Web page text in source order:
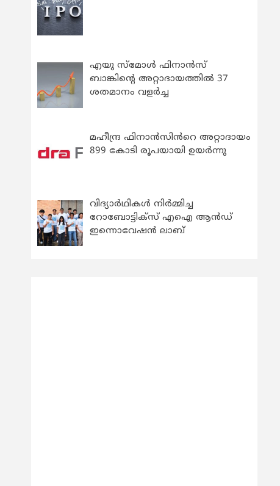
എയു സ്‌മോൾ ഫിനാൻസ്
ബാങ്കിന്റെ അറ്റാദായത്തിൽ 37
ശതമാനം വളർച്ച
മഹീന്ദ്ര ഫിനാൻസിൻറെ അറ്റാദായം
899 കോടി രൂപയായി ഉയർന്നു
വിദ്യാര്‍ഥികള്‍ നിര്‍മ്മിച്ച
റോബോട്ടിക്സ് എഐ ആന്‍ഡ്
ഇന്നൊവേഷന്‍ ലാബ്